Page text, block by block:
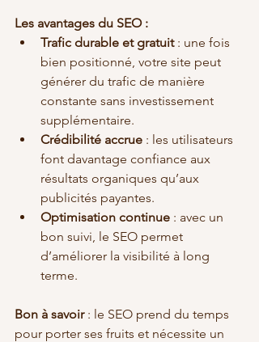
Les avantages du SEO :
Trafic durable et gratuit : une fois
bien positionné, votre site peut
générer du trafic de manière
constante sans investissement
supplémentaire.
Crédibilité accrue : les utilisateurs
font davantage confiance aux
résultats organiques qu’aux
publicités payantes.
Optimisation continue : avec un
bon suivi, le SEO permet
d’améliorer la visibilité à long
terme.
Bon à savoir : le SEO prend du temps
pour porter ses fruits et nécessite un